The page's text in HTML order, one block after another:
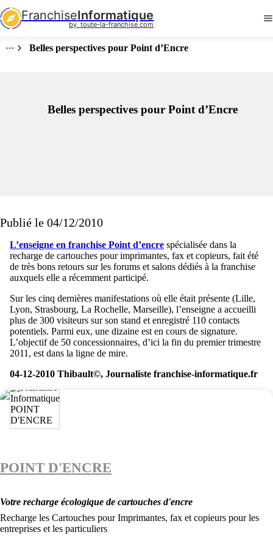
FranchiseInformatique
by  toute-la-franchise.com
Belles perspectives pour Point d’Encre
Belles perspectives pour Point d’Encre
Publié le 04/12/2010
L’enseigne en franchise Point d’encre spécialisée dans la
recharge de cartouches pour imprimantes, fax et copieurs, fait été
de très bons retours sur les forums et salons dédiés à la franchise
auxquels elle a récemment participé.
Sur les cinq dernières manifestations où elle était présente (Lille,
Lyon, Strasbourg, La Rochelle, Marseille), l’enseigne a accueilli
plus de 300 visiteurs sur son stand et enregistré 110 contacts
potentiels. Parmi eux, une dizaine est en cours de signature.
L’objectif de 50 concessionnaires, d’ici la fin du premier trimestre
2011, est dans la ligne de mire.
04-12-2010 Thibault©, Journaliste franchise-informatique.fr
POINT D'ENCRE
Votre recharge écologique de cartouches d'encre
Recharge les Cartouches pour Imprimantes, fax et copieurs pour les
entreprises et les particuliers